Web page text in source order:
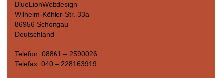
BlueLionWebdesign
Wilhelm-Köhler-Str. 33a
86956 Schongau
Deutschland
Telefon: 08861 – 2590026
Telefax: 040 – 228163919